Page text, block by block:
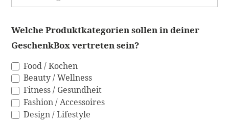
Welche Produktkategorien sollen in deiner
GeschenkBox vertreten sein?
Food / Kochen
Beauty / Wellness
Fitness / Gesundheit
Fashion / Accessoires
Design / Lifestyle